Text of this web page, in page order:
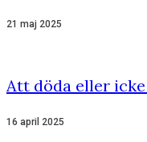
21 maj 2025
Att döda eller
16 april 2025